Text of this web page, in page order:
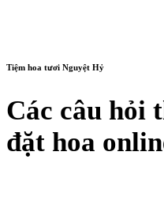
Tiệm hoa tươi Nguyệt Hỷ
Các câu hỏi
đặt hoa